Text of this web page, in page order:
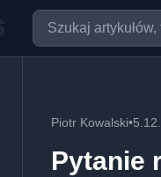
Piotr Kowalski•
Pytanie